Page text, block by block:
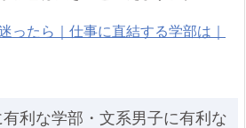
ったら｜仕事に直結する学部は｜
利な学部・文系男子に有利な